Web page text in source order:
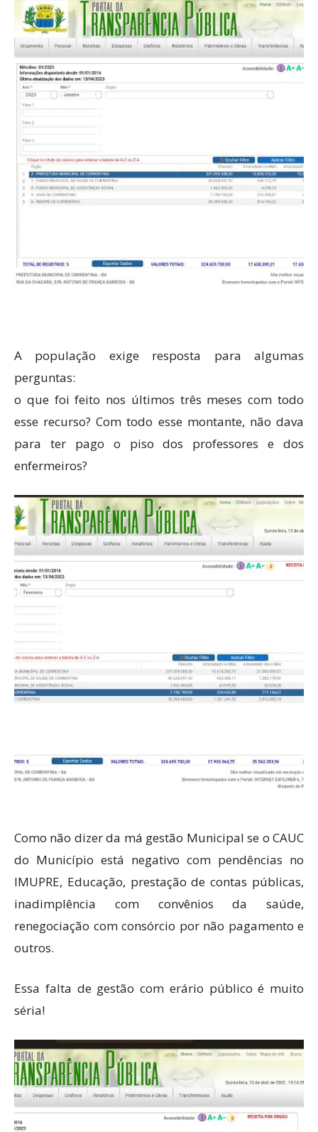
A população exige resposta para algumas
perguntas:
o que foi feito nos últimos três meses com todo
esse recurso? Com todo esse montante, não dava
para ter pago o piso dos professores e dos
enfermeiros?
Como não dizer da má gestão Municipal se o CAUC
do Município está negativo com pendências no
IMUPRE, Educação, prestação de contas públicas,
inadimplência com convênios da saúde,
renegociação com consórcio por não pagamento e
outros.
Essa falta de gestão com erário público é muito
séria!